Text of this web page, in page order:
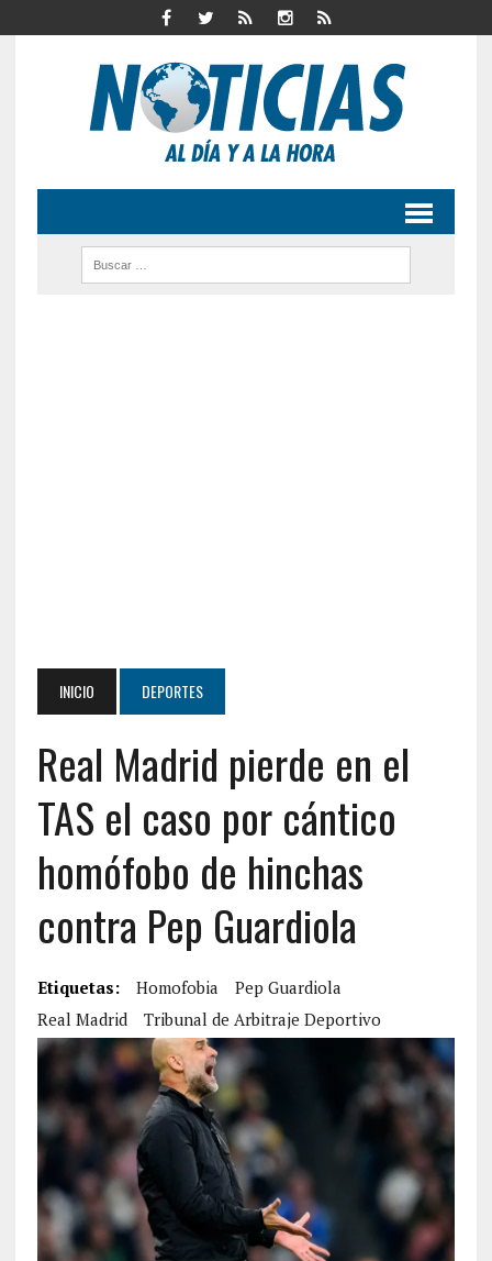
INICIO DEPORTES
Real Madrid pierde en el
TAS el caso por cántico
homófobo de hinchas
contra Pep Guardiola
Etiquetas: Homofobia
Pep Guardiola
Real Madrid
Tribunal de Arbitraje Deportivo